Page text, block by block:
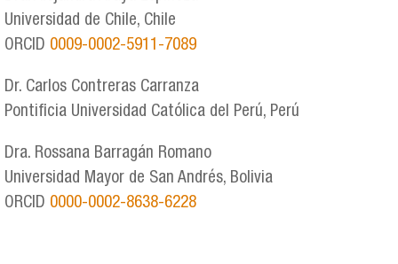
Universidad de Chile, Chile
ORCID 0009-0002-5911-7089
Dr. Carlos Contreras Carranza
Pontificia Universidad Católica del Perú, Perú
Dra. Rossana Barragán Romano
Universidad Mayor de San Andrés, Bolivia
ORCID 0000-0002-8638-6228